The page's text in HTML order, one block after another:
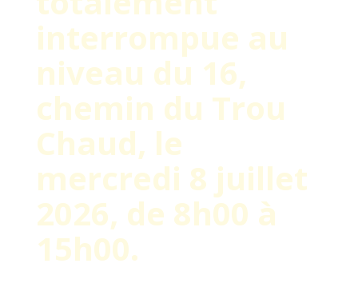
interrompue au
niveau du 16,
chemin du Trou
Chaud, le
mercredi 8 juillet
2026, de 8h00 à
15h00.